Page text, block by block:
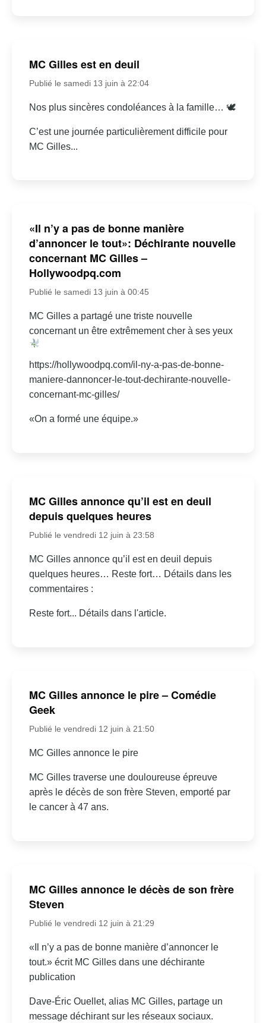
MC Gilles est en deuil
Publié le samedi 13 juin à 22:04
Nos plus sincères condoléances à la famille… 🕊
C’est une journée particulièrement difficile pour
MC Gilles...
«Il n’y a pas de bonne manière
d’annoncer le tout»: Déchirante nouvelle
concernant MC Gilles –
Hollywoodpq.com
Publié le samedi 13 juin à 00:45
MC Gilles a partagé une triste nouvelle
concernant un être extrêmement cher à ses yeux
https://hollywoodpq.com/il-ny-a-pas-de-bonne-
maniere-dannoncer-le-tout-dechirante-nouvelle-
concernant-mc-gilles/
«On a formé une équipe.»
MC Gilles annonce qu’il est en deuil
depuis quelques heures
Publié le vendredi 12 juin à 23:58
MC Gilles annonce qu’il est en deuil depuis
quelques heures… Reste fort… Détails dans les
commentaires :
Reste fort... Détails dans l'article.
MC Gilles annonce le pire – Comédie
Geek
Publié le vendredi 12 juin à 21:50
MC Gilles annonce le pire
MC Gilles traverse une douloureuse épreuve
après le décès de son frère Steven, emporté par
le cancer à 47 ans.
MC Gilles annonce le décès de son frère
Steven
Publié le vendredi 12 juin à 21:29
«Il n’y a pas de bonne manière d’annoncer le
tout.» écrit MC Gilles dans une déchirante
publication
Dave-Éric Ouellet, alias MC Gilles, partage un
message déchirant sur les réseaux sociaux.